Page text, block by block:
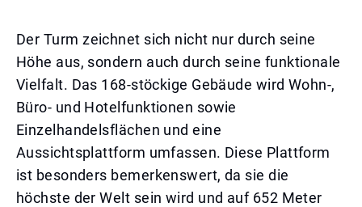
Der Turm zeichnet sich nicht nur durch seine
Höhe aus, sondern auch durch seine funktionale
Vielfalt. Das 168-stöckige Gebäude wird Wohn-,
Büro- und Hotelfunktionen sowie
Einzelhandelsflächen und eine
Aussichtsplattform umfassen. Diese Plattform
ist besonders bemerkenswert, da sie die
höchste der Welt sein wird und auf 652 Meter